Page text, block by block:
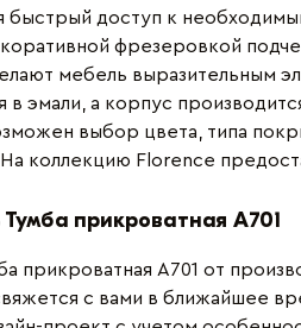
быстрый доступ к
фрезеровкой
мебель выразительным
в эмали, а корпус
выбор цвета, типа
коллекцию Florence
Тумба прикроватная A701
прикроватная A701 от
с вами в ближайшее